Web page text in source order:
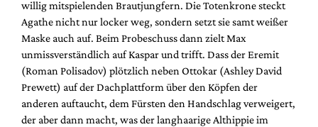
willig mitspielenden Brautjungfern. Die Totenkrone steckt
Agathe nicht nur locker weg, sondern setzt sie samt weißer
Maske auch auf. Beim Probeschuss dann zielt Max
unmissverständlich auf Kaspar und trifft. Dass der Eremit
(Roman Polisadov) plötzlich neben Ottokar (Ashley David
Prewett) auf der Dachplattform über den Köpfen der
anderen auftaucht, dem Fürsten den Handschlag verweigert,
der aber dann macht, was der langhaarige Althippie im